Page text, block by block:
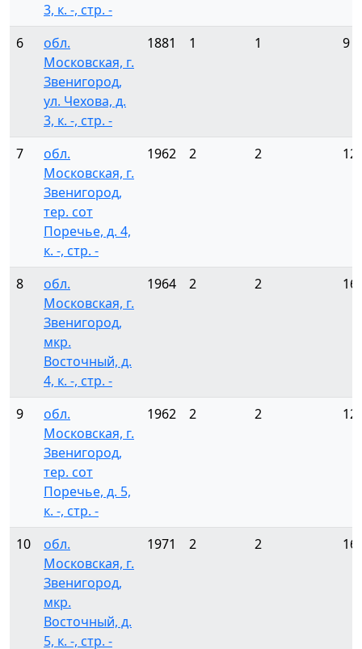
3, к. -, стр. -
6
обл.
Московская, г.
Звенигород,
ул. Чехова, д.
3, к. -, стр. -
1881 1 1 9
7
обл.
Московская, г.
Звенигород,
тер. сот
Поречье, д. 4,
к. -, стр. -
1962 2 2 12
8
обл.
Московская, г.
Звенигород,
мкр.
Восточный, д.
4, к. -, стр. -
1964 2 2 16
9
обл.
Московская, г.
Звенигород,
тер. сот
Поречье, д. 5,
к. -, стр. -
1962 2 2 12
10
обл.
Московская, г.
Звенигород,
мкр.
Восточный, д.
5, к. -, стр. -
1971 2 2 16